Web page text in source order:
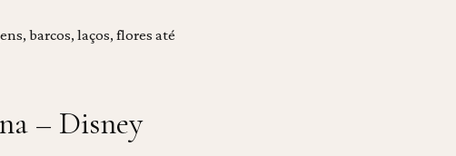
barcos, laços, flores até
– Disney